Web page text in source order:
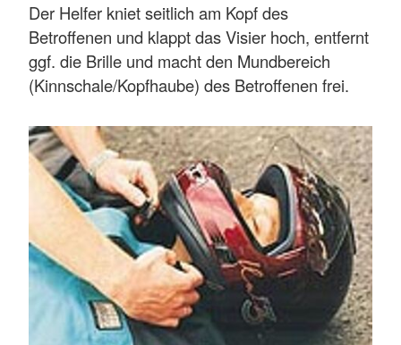
Der Helfer kniet seitlich am Kopf des
Betroffenen und klappt das Visier hoch, entfernt
ggf. die Brille und macht den Mundbereich
(Kinnschale/Kopfhaube) des Betroffenen frei.